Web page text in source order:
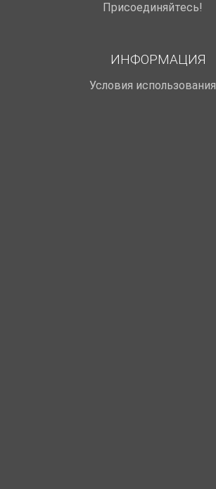
Присоединяйтесь!
ИНФОРМАЦИЯ
Условия использования